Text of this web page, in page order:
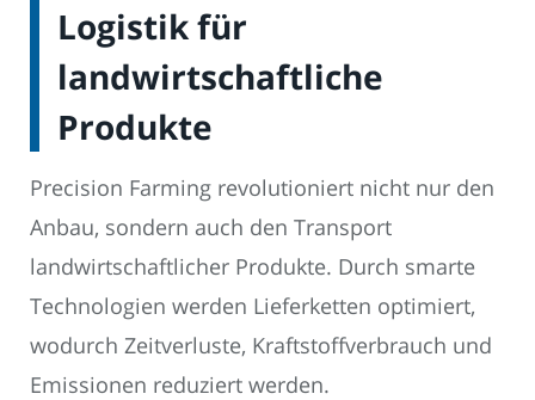
Logistik für
landwirtschaftliche
Produkte
Precision Farming revolutioniert nicht nur den
Anbau, sondern auch den Transport
landwirtschaftlicher Produkte. Durch smarte
Technologien werden Lieferketten optimiert,
wodurch Zeitverluste, Kraftstoffverbrauch und
Emissionen reduziert werden.